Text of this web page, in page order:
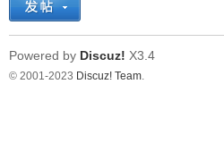
Powered by Discuz! X3.4
© 2001-2023 Discuz! Team.